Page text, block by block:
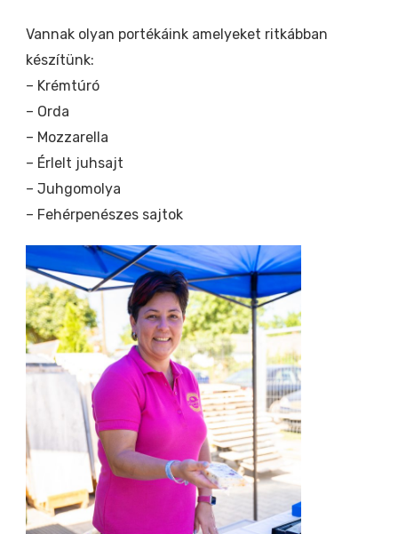
Vannak olyan portékáink amelyeket ritkábban
készítünk:
– Krémtúró
– Orda
– Mozzarella
– Érlelt juhsajt
– Juhgomolya
– Fehérpenészes sajtok